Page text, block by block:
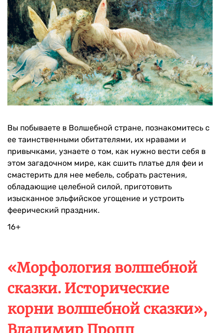
Вы побываете в Волшебной стране, познакомитесь с
ее таинственными обитателями, их нравами и
привычками, узнаете о том, как нужно вести себя в
этом загадочном мире, как сшить платье для феи и
смастерить для нее мебель, собрать растения,
обладающие целебной силой, приготовить
изысканное эльфийское угощение и устроить
феерический праздник.
16+
«Морфология волшебной
сказки. Исторические
корни волшебной сказки»,